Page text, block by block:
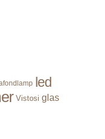
led
Vistosi glas